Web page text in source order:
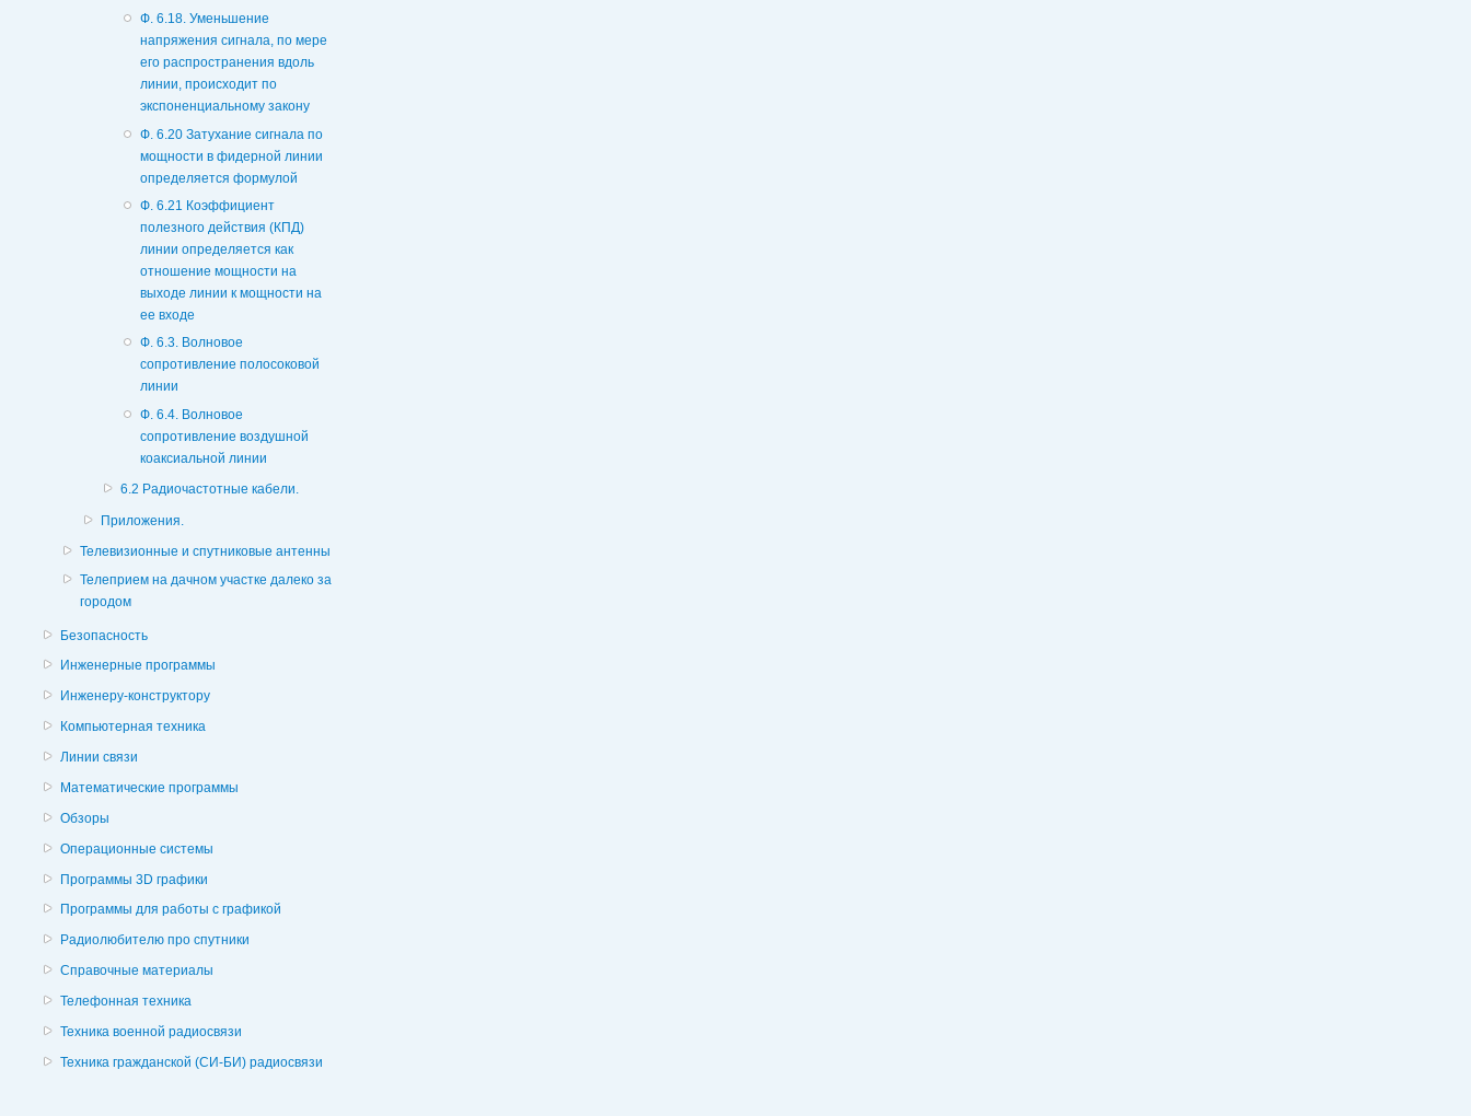
Ф. 6.18. Уменьшение
напряжения сигнала, по мере
его распространения вдоль
линии, происходит по
экспоненциальному закону
Ф. 6.20 Затухание сигнала по
мощности в фидерной линии
определяется формулой
Ф. 6.21 Коэффициент
полезного действия (КПД)
линии определяется как
отношение мощности на
выходе линии к мощности на
ее входе
Ф. 6.3. Волновое
сопротивление полосоковой
линии
Ф. 6.4. Волновое
сопротивление воздушной
коаксиальной линии
6.2 Радиочастотные кабели.
Приложения.
Телевизионные и спутниковые антенны
Телеприем на дачном участке далеко за
городом
Безопасность
Инженерные программы
Инженеру-конструктору
Компьютерная техника
Линии связи
Математические программы
Обзоры
Операционные системы
Программы 3D графики
Программы для работы с графикой
Радиолюбителю про спутники
Справочные материалы
Телефонная техника
Техника военной радиосвязи
Техника гражданской (СИ-БИ) радиосвязи